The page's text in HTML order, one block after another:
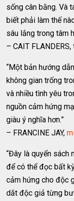
sống cân bằng. Và
biết phải làm thế
sâu lắng trong tâm
– CAIT
“Một bản hướng
không gian trống
và nhiều tình yêu
nguồn cảm hứng
giàu ý nghĩa hơn.”
– FRANCINE JAY,
“Đây là quyển sách
để có thể đọc bất
cảm hứng cho độc
dắt độc giả từng